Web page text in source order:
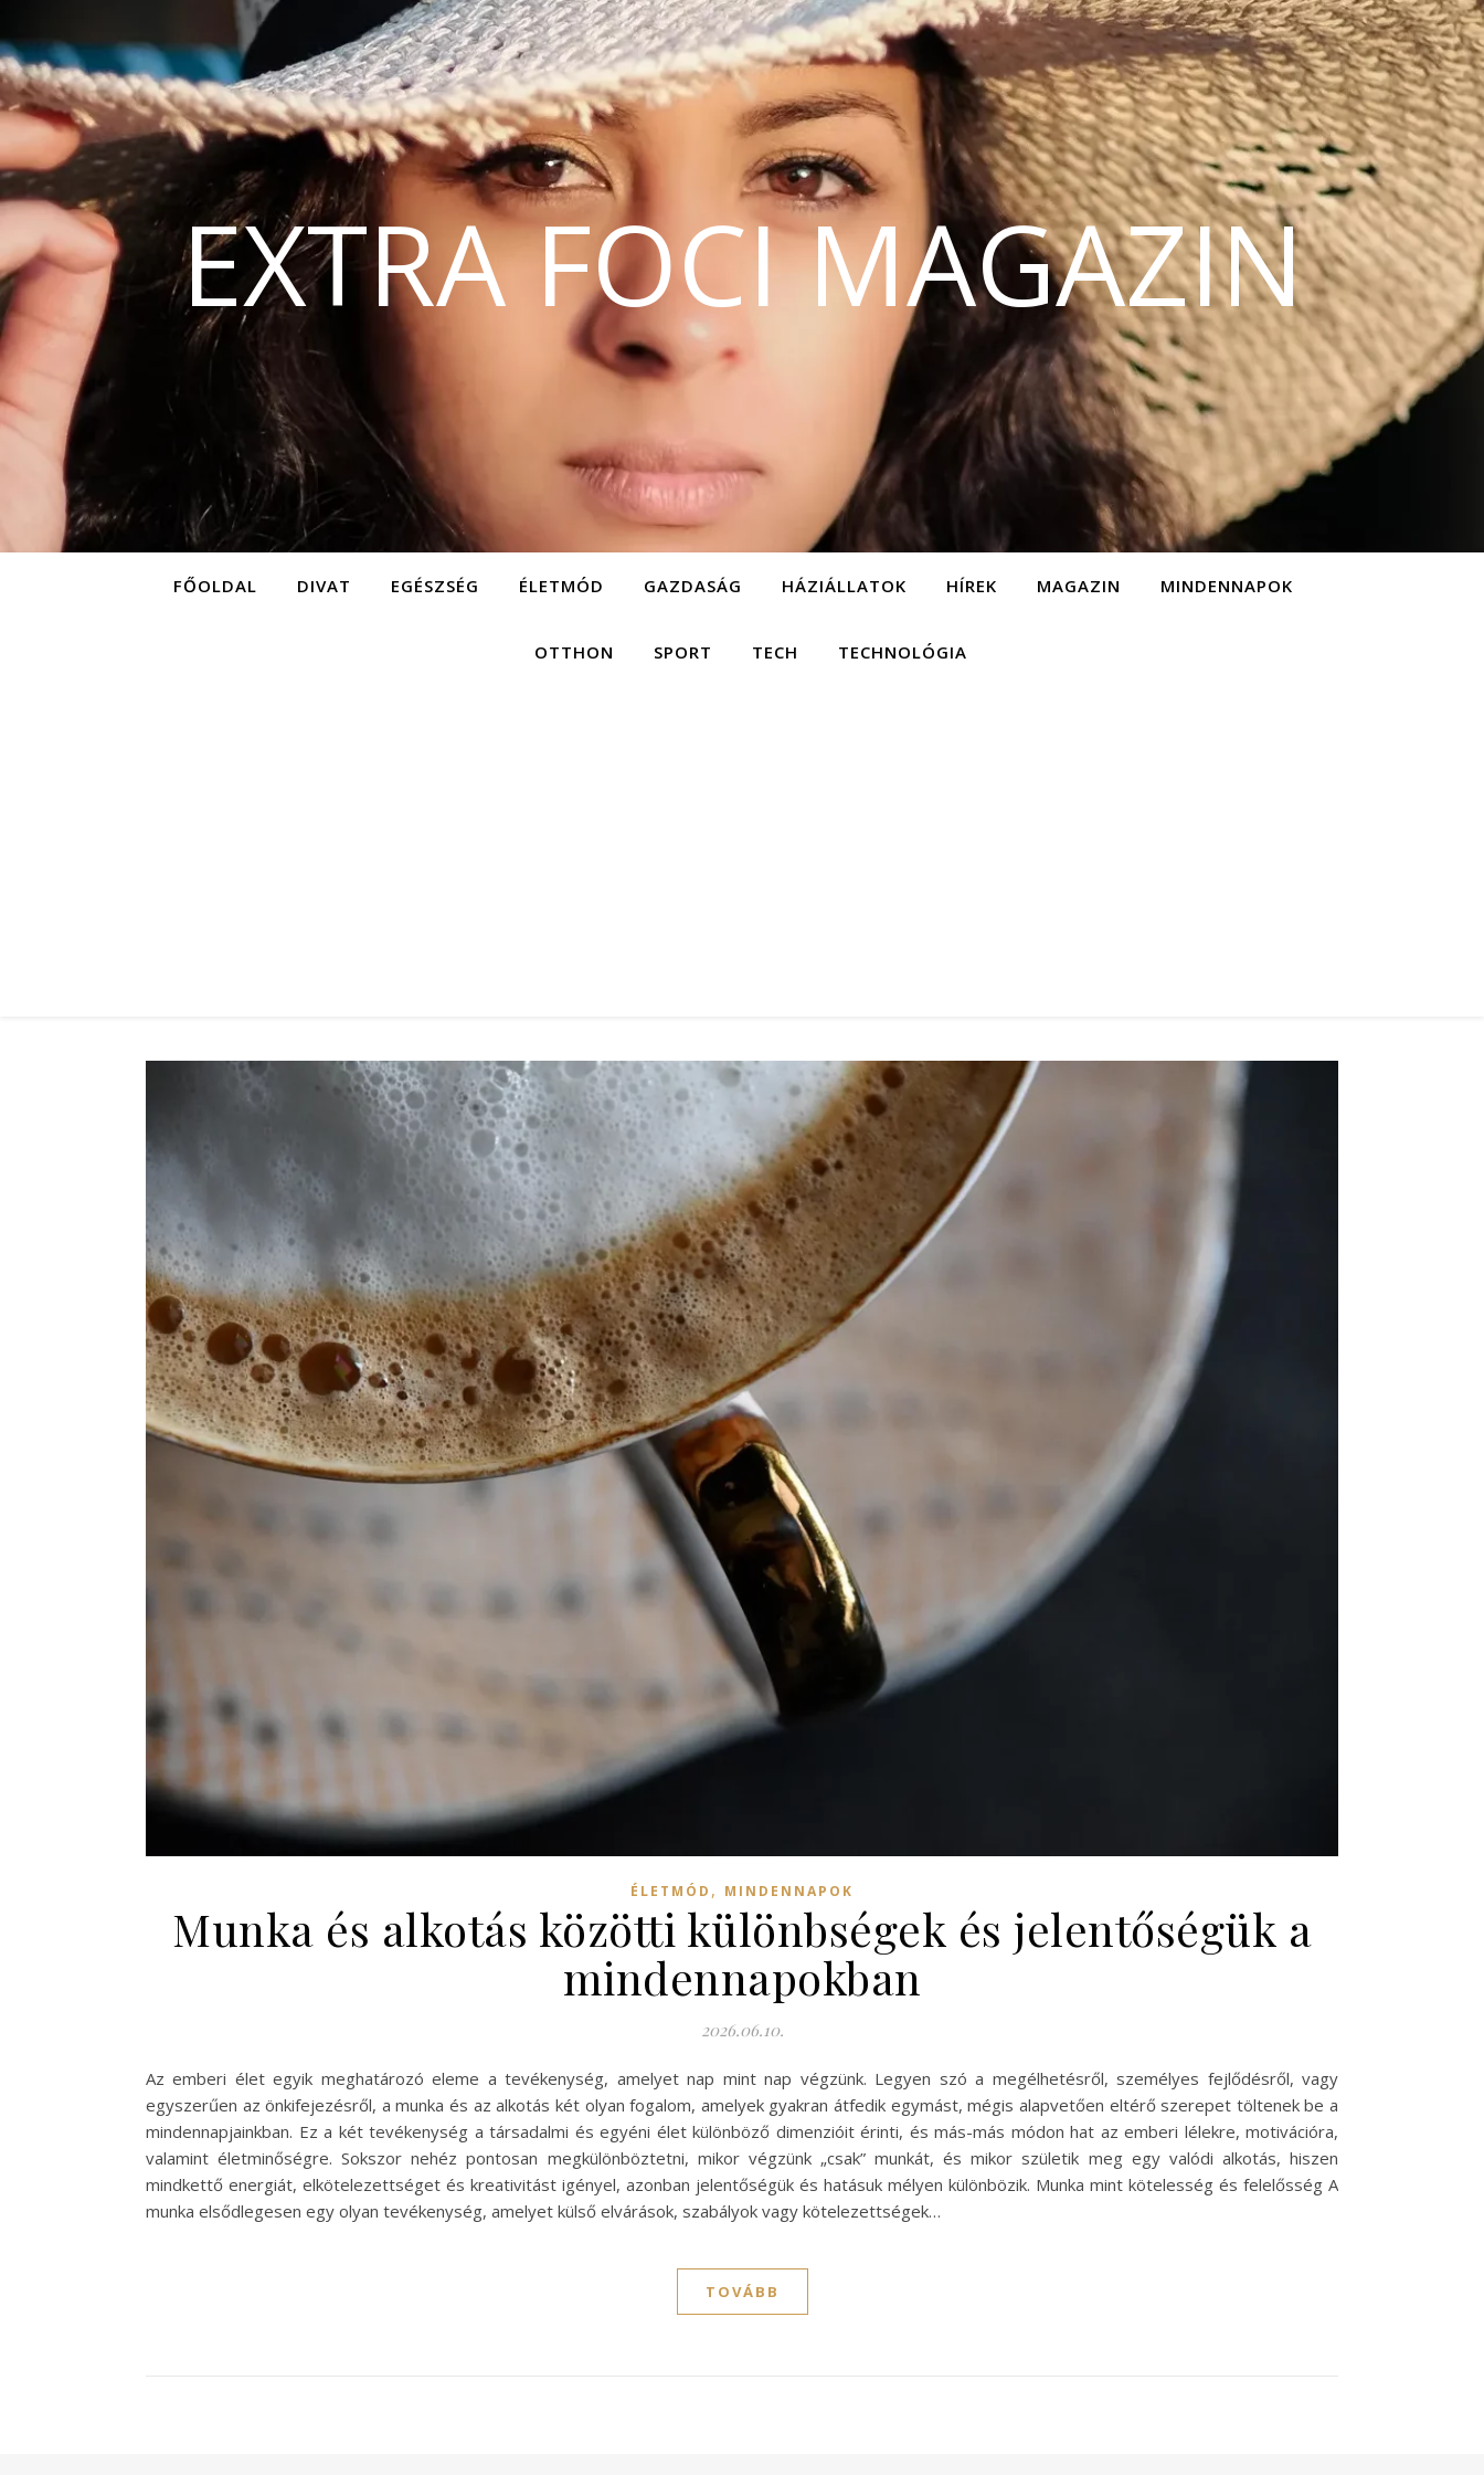
EXTRA FOCI MAGAZIN
FŐOLDAL DIVAT EGÉSZSÉG ÉLETMÓD GAZDASÁG HÁZIÁLLATOK HÍREK MAGAZIN MINDENNAPOK
OTTHON SPORT TECH TECHNOLÓGIA
ÉLETMÓD , MINDENNAPOK
Munka és alkotás közötti különbségek és jelentőségük a
mindennapokban
2026.06.10.
Az emberi élet egyik meghatározó eleme a tevékenység, amelyet nap mint nap végzünk. Legyen szó a megélhetésről, személyes fejlődésről, vagy
egyszerűen az önkifejezésről, a munka és az alkotás két olyan fogalom, amelyek gyakran átfedik egymást, mégis alapvetően eltérő szerepet töltenek be a
mindennapjainkban. Ez a két tevékenység a társadalmi és egyéni élet különböző dimenzióit érinti, és más-más módon hat az emberi lélekre, motivációra,
valamint életminőségre. Sokszor nehéz pontosan megkülönböztetni, mikor végzünk „csak” munkát, és mikor születik meg egy valódi alkotás, hiszen
mindkettő energiát, elkötelezettséget és kreativitást igényel, azonban jelentőségük és hatásuk mélyen különbözik. Munka mint kötelesség és felelősség A
munka elsődlegesen egy olyan tevékenység, amelyet külső elvárások, szabályok vagy kötelezettségek…
TOVÁBB